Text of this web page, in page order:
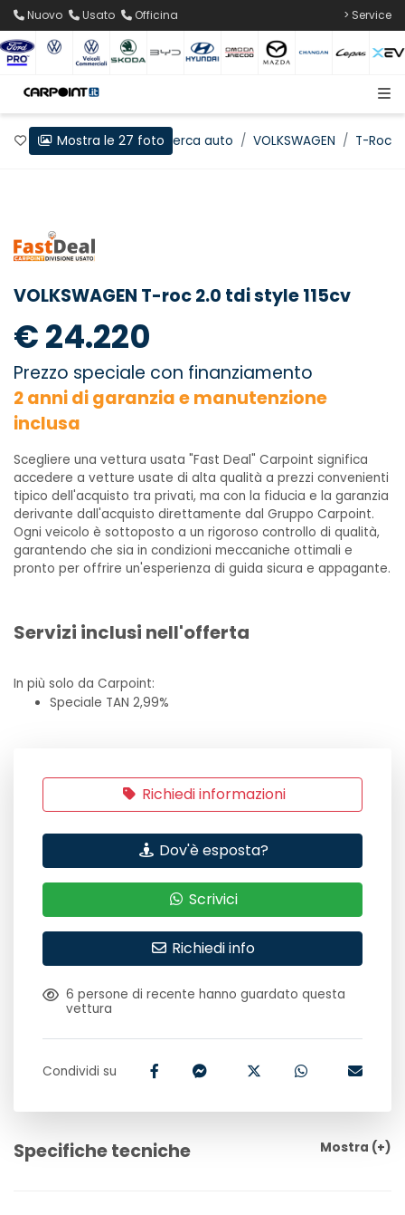
Nuovo Usato Officina > Service
Preferiti Home Ricerca auto VOLKSWAGEN T-Roc
Mostra le 27 foto
VOLKSWAGEN T-roc 2.0 tdi style 115cv
€ 24.220
Prezzo speciale con finanziamento
2 anni di garanzia e manutenzione
inclusa
Scegliere una vettura usata "Fast Deal" Carpoint significa
accedere a vetture usate di alta qualità a prezzi convenienti
tipico dell'acquisto tra privati, ma con la fiducia e la garanzia
derivante dall'acquisto direttamente dal Gruppo Carpoint.
Ogni veicolo è sottoposto a un rigoroso controllo di qualità,
garantendo che sia in condizioni meccaniche ottimali e
pronto per offrire un'esperienza di guida sicura e appagante.
Servizi inclusi nell'offerta
In più solo da Carpoint:
Speciale TAN 2,99%
Richiedi informazioni
Dov'è esposta?
Scrivici
Richiedi info
6 persone di recente hanno guardato questa
vettura
Condividi su
Specifiche tecniche Mostra (+)